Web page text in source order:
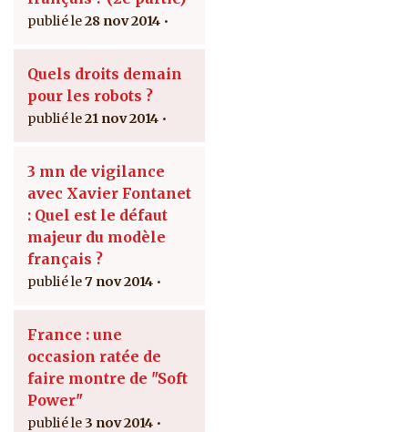
28 nov 2014
Quels droits demain
pour les robots ?
21 nov 2014
3 mn de vigilance
avec Xavier Fontanet
: Quel est le défaut
majeur du modèle
français ?
7 nov 2014
France : une
occasion ratée de
faire montre de "Soft
Power"
3 nov 2014